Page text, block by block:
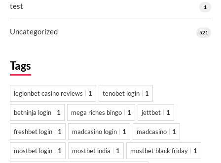
test 1
Uncategorized 521
Tags
legionbet casino reviews 1 tenobet login 1
betninja login 1 mega riches bingo 1 jettbet 1
freshbet login 1 madcasino login 1 madcasino 1
mostbet login 1 mostbet india 1 mostbet black friday 1